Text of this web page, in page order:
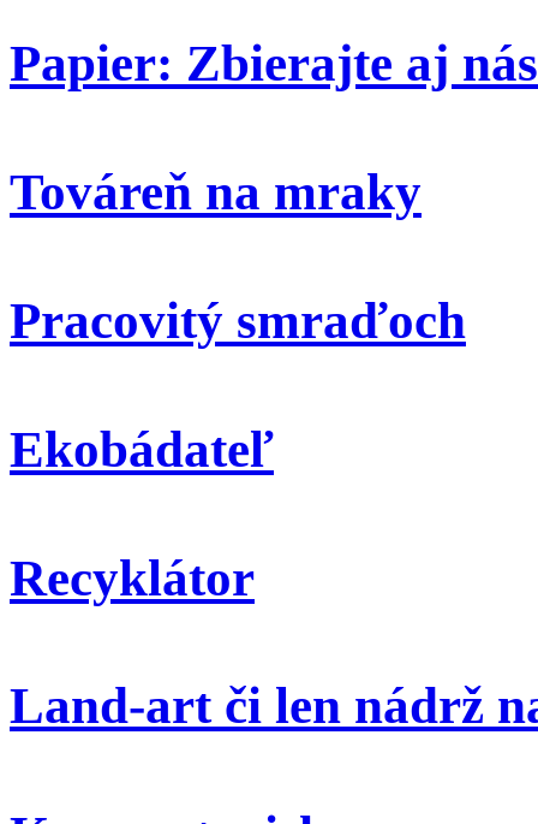
Papier: Zbierajte aj
Továreň na mraky
Pracovitý smraďoch
Ekobádateľ
Recyklátor
Land-art či len nádrž